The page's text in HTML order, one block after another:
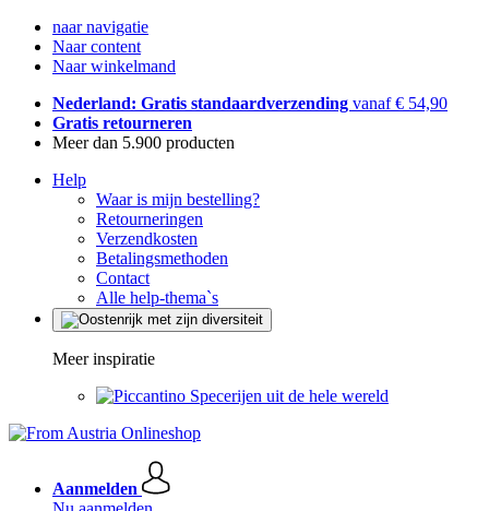
naar navigatie
Naar content
Naar winkelmand
Nederland: Gratis standaardverzending vanaf € 54,90
Gratis retourneren
Meer dan 5.900 producten
Help
Waar is mijn bestelling?
Retourneringen
Verzendkosten
Betalingsmethoden
Contact
Alle help-thema`s
Meer inspiratie
Specerijen uit de hele wereld
Aanmelden